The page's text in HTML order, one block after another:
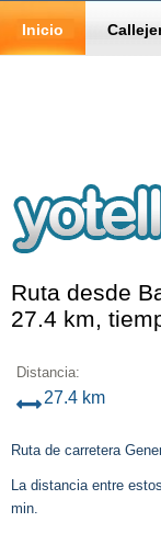
Inicio
Ruta desde
27.4 km,
Distancia:
27.4 km
Ruta de carretera
La distancia entre
min.